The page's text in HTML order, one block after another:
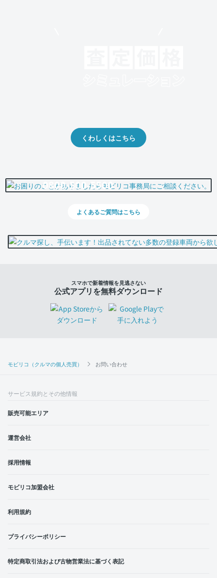
モビリコ（クルマの個人売買） お問い合わせ
くわしくはこちら
0800-500-5500
よくあるご質問はこちら
スマホで新着情報を見逃さない
公式アプリを無料ダウンロード
サービス規約とその他情報
販売可能エリア
運営会社
採用情報
モビリコ加盟会社
利用規約
プライバシーポリシー
特定商取引法および古物営業法に基づく表記